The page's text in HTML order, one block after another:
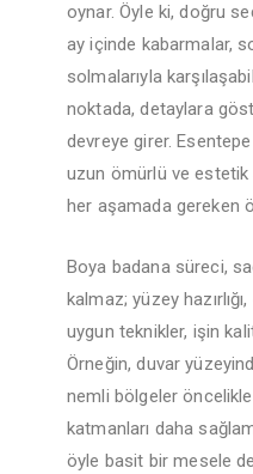
oynar. Öyle ki, doğru
ay içinde kabarmalar,
solmalarıyla
noktada, detaylara
devreye girer. Esentepe
uzun ömürlü ve
her aşamada gereken
Boya badana süreci,
kalmaz; yüzey
uygun teknikler, işin
Örneğin, duvar
nemli bölgeler
katmanları daha
öyle basit bir mesele